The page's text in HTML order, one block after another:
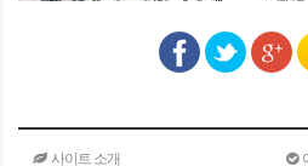
사이트 소개